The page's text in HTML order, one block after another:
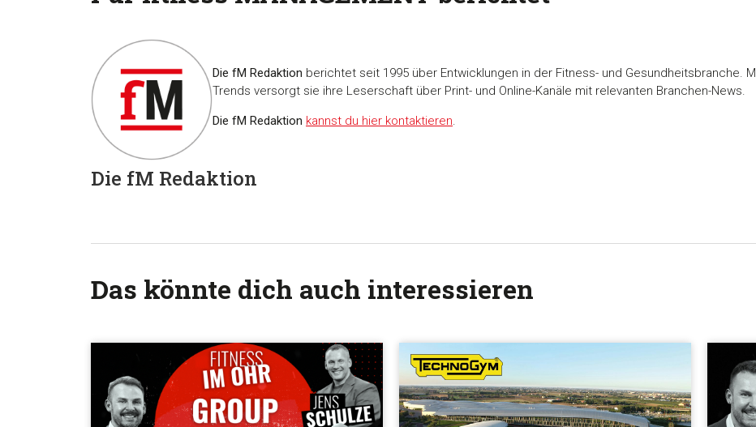
Die fM Redaktion
Die fM Redaktion berichtet seit 1995 über Entwicklungen in der Fitness- und Gesundheitsbranche.
Trends versorgt sie ihre Leserschaft über Print- und Online-Kanäle mit relevanten Branchen-News.
Die fM Redaktion kannst du hier kontaktieren.
Das könnte dich auch interessieren